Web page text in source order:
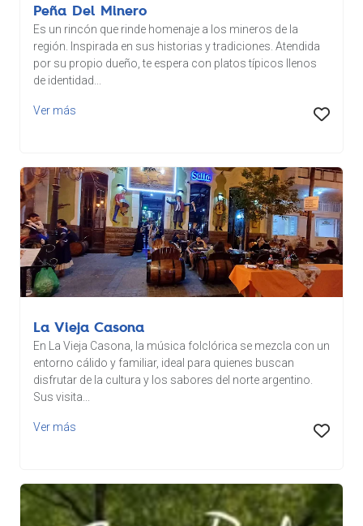
Peña Del Minero
Es un rincón que rinde homenaje a los mineros de la
región. Inspirada en sus historias y tradiciones. Atendida
por su propio dueño, te espera con platos típicos llenos
de identidad...
Ver más
La Vieja Casona
En La Vieja Casona, la música folclórica se mezcla con un
entorno cálido y familiar, ideal para quienes buscan
disfrutar de la cultura y los sabores del norte argentino.
Sus visita...
Ver más